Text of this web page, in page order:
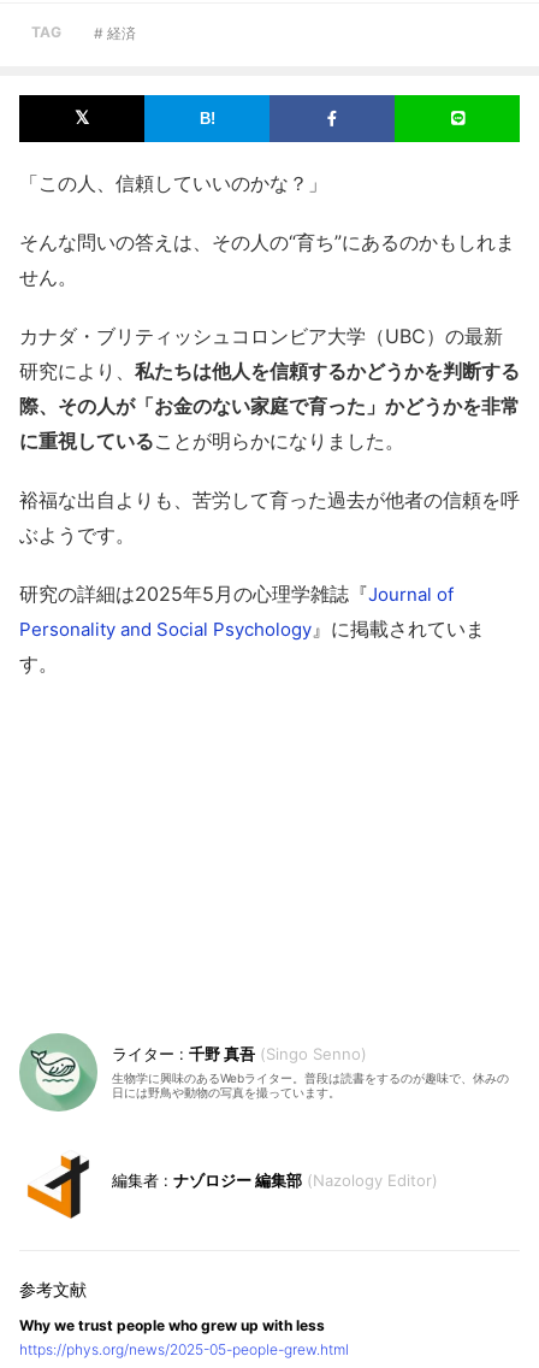
TAG # 経済
「この人、信頼していいのかな？」
そんな問いの答えは、その人の“育ち”にあるのかもしれま
せん。
カナダ・ブリティッシュコロンビア大学（UBC）の最新
研究により、 私たちは他人を信頼するかどうかを判断する
際、その人が「お金のない家庭で育った」かどうかを非常
に重視していることが明らかになりました。
裕福な出自よりも、苦労して育った過去が他者の信頼を呼
ぶようです。
研究の詳細は2025年5月の心理学雑誌『Journal of
Personality and Social Psychology 』に掲載されていま
す。
千野 真吾 Singo Senno
生物学に興味のあるWebライター。普段は読書をするのが趣味で、休みの
日には野鳥や動物の写真を撮っています。
ナゾロジー 編集部 Nazology Editor
Why we trust people who grew up with less
https://phys.org/news/2025-05-people-grew.html